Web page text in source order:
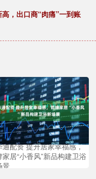
，出口商“肉痛”一到账
通配资 提升居家幸福感，
家居“小香风”新品构建卫浴
景